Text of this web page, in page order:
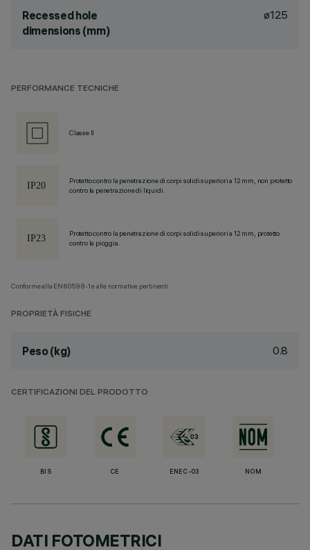
Recessed hole
dimensions (mm)
ø125
PERFORMANCE TECNICHE
Classe II
Protetto contro la penetrazione di corpi solidi superiori a 12 mm, non protetto
contro la penetrazione di liquidi.
Protetto contro la penetrazione di corpi solidi superiori a 12 mm, protetto
contro la pioggia.
Conforme alla EN60598-1 e alle normative pertinenti.
PROPRIETÀ FISICHE
Peso (kg) 0.8
CERTIFICAZIONI DEL PRODOTTO
BIS CE ENEC-03 NOM
DATI FOTOMETRICI